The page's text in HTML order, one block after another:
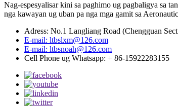
Nag-espesyalisar kini sa paghimo ug pagbaligya sa
nga kawayan ug uban pa nga mga gamit sa
Adress: No.1 Langliang Road (Chengguan
E-mail: ltbslxm@126.com
E-mail: ltbsnoah@126.com
Cell Phone ug Whatsapp: + 86-15922283155